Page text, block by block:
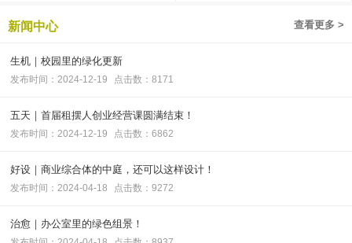
查看更多 >
新闻中心
生机｜校园里的绿化更新
发布时间：2024-12-19 点击数：8171
五天｜首届租摆人创业经营课圆满结束！
发布时间：2024-12-19 点击数：6862
好设｜商业综合体的中庭，还可以这样设计！
发布时间：2024-04-18 点击数：9272
治愈｜办公室里的绿色组景！